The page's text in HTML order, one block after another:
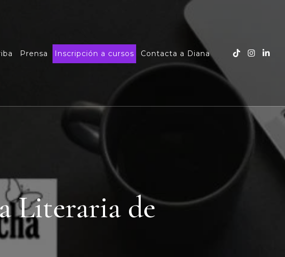
Prensa Inscripción a cursos Contacta a Diana
Literaria de